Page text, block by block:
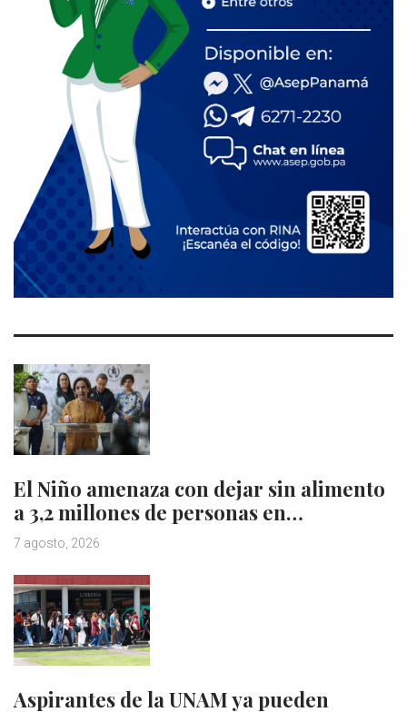
El Niño amenaza con dejar sin alimento
a 3,2 millones de personas en…
7 agosto, 2026
Aspirantes de la UNAM ya pueden